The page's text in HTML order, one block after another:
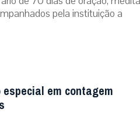
pela instituição a
em contagem